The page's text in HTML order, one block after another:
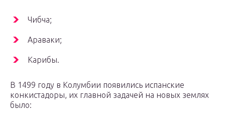
Чибча;
Араваки;
Карибы.
В 1499 году в Колумбии появились испанские
конкистадоры, их главной задачей на новых землях
было: